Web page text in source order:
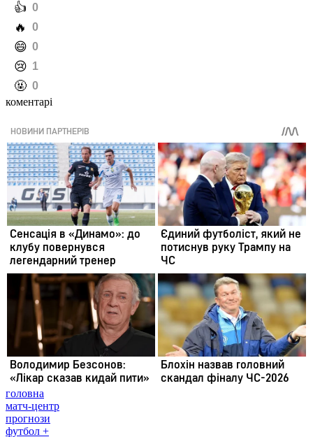
️👍 0
️🔥 0
️😄 0
️😢 1
️🤬 0
коментарі
головна
матч-центр
прогнози
футбол +